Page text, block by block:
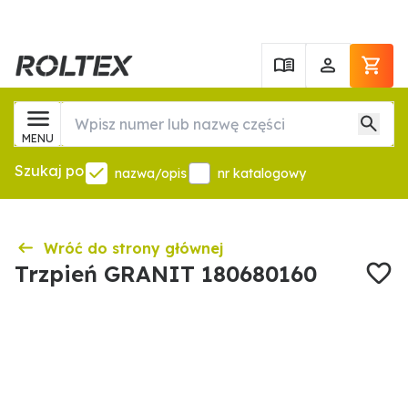
MENU
Szukaj po nazwa/opis nr katalogowy
Wróć do strony głównej
Trzpień GRANIT 180680160